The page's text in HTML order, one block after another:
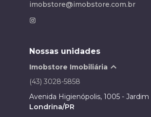
imobstore@imobstore.com.br
Nossas unidades
Imobstore Imobiliária
(43) 3028-5858
Avenida Higienópolis, 1005 -
Londrina/PR